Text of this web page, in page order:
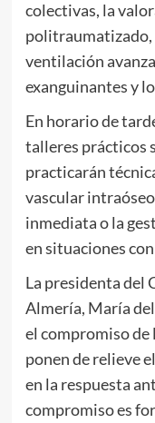
colectivas, la
politraumatizado,
ventilación
exanguinantes y
En horario de
talleres prácticos
practicarán
vascular
inmediata o la
en situaciones
La presidenta del
Almería, María
el compromiso de
ponen de relieve
en la respuesta
compromiso es